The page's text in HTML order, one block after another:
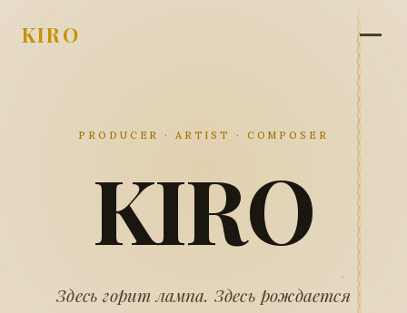
KIRO
PRODUCER · ARTIST · COMPOSER
KIRO
Здесь горит лампа. Здесь рождается